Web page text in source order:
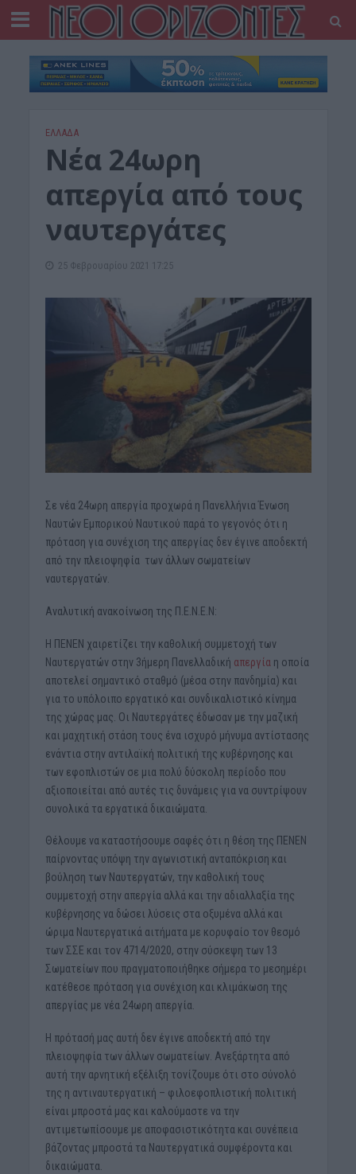
ΕΛΛΑΔΑ
Νέα 24ωρη
απεργία από τους
ναυτεργάτες
25 Φεβρουαρίου 2021 17:25
Σε νέα 24ωρη απεργία προχωρά η Πανελλήνια Ένωση
Ναυτών Εμπορικού Ναυτικού παρά το γεγονός ότι η
πρόταση για συνέχιση της απεργίας δεν έγινε αποδεκτή
από την πλειοψηφία των άλλων σωματείων
ναυτεργατών.
Αναλυτική ανακοίνωση της Π.Ε.Ν.Ε.Ν:
Η ΠΕΝΕΝ χαιρετίζει την καθολική συμμετοχή των
Ναυτεργατών στην 3ήμερη Πανελλαδική απεργία η οποία
αποτελεί σημαντικό σταθμό (μέσα στην πανδημία) και
για το υπόλοιπο εργατικό και συνδικαλιστικό κίνημα
της χώρας μας. Οι Ναυτεργάτες έδωσαν με την μαζική
και μαχητική στάση τους ένα ισχυρό μήνυμα αντίστασης
ενάντια στην αντιλαϊκή πολιτική της κυβέρνησης και
των εφοπλιστών σε μια πολύ δύσκολη περίοδο που
αξιοποιείται από αυτές τις δυνάμεις για να συντρίψουν
συνολικά τα εργατικά δικαιώματα.
Θέλουμε να καταστήσουμε σαφές ότι η θέση της ΠΕΝΕΝ
παίρνοντας υπόψη την αγωνιστική ανταπόκριση και
βούληση των Ναυτεργατών, την καθολική τους
συμμετοχή στην απεργία αλλά και την αδιαλλαξία της
κυβέρνησης να δώσει λύσεις στα οξυμένα αλλά και
ώριμα Ναυτεργατικά αιτήματα με κορυφαίο τον θεσμό
των ΣΣΕ και τον 4714/2020, στην σύσκεψη των 13
Σωματείων που πραγματοποιήθηκε σήμερα το μεσημέρι
κατέθεσε πρόταση για συνέχιση και κλιμάκωση της
απεργίας με νέα 24ωρη απεργία.
Η πρότασή μας αυτή δεν έγινε αποδεκτή από την
πλειοψηφία των άλλων σωματείων. Ανεξάρτητα από
αυτή την αρνητική εξέλιξη τονίζουμε ότι στο σύνολό
της η αντιναυτεργατική – φιλοεφοπλιστική πολιτική
είναι μπροστά μας και καλούμαστε να την
αντιμετωπίσουμε με αποφασιστικότητα και συνέπεια
βάζοντας μπροστά τα Ναυτεργατικά συμφέροντα και
δικαιώματα.